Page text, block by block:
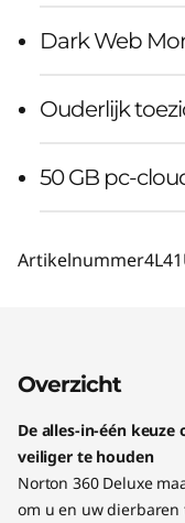
Dark Web
Ouderlijk
50 GB pc-
Artikelnummer
Overzicht
De alles-in-één
veiliger te houden
Norton 360 Deluxe
om u en uw dierbaren